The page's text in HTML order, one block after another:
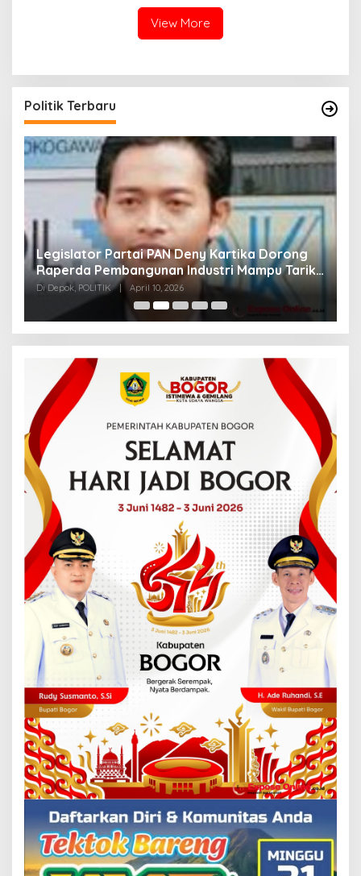
View More
Politik Terbaru
Dorong
Tarik
Fraksi PKS Kota Bogor Berikan
Bantuan untuk RSUD Kota Bogor
Di Bogor, KESEHATAN, POLITIK November 28, 2025